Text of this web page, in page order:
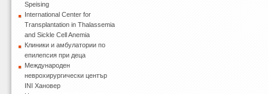
Speising
International Center for
Transplantation in Thalassemia
and Sickle Cell Anemia
Клиники и амбулатории по
епилепсия при деца
Международен
неврохирургически център
INI Хановер